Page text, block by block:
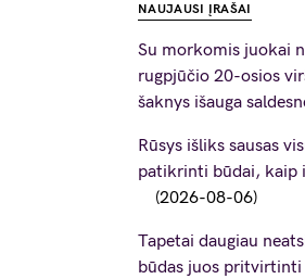
NAUJAUSI ĮRAŠAI
Su morkomis juokai
rugpjūčio 20-osios
šaknys išauga
Rūsys išliks sausas
patikrinti būdai, kaip
2026-08-06
Tapetai daugiau
būdas juos